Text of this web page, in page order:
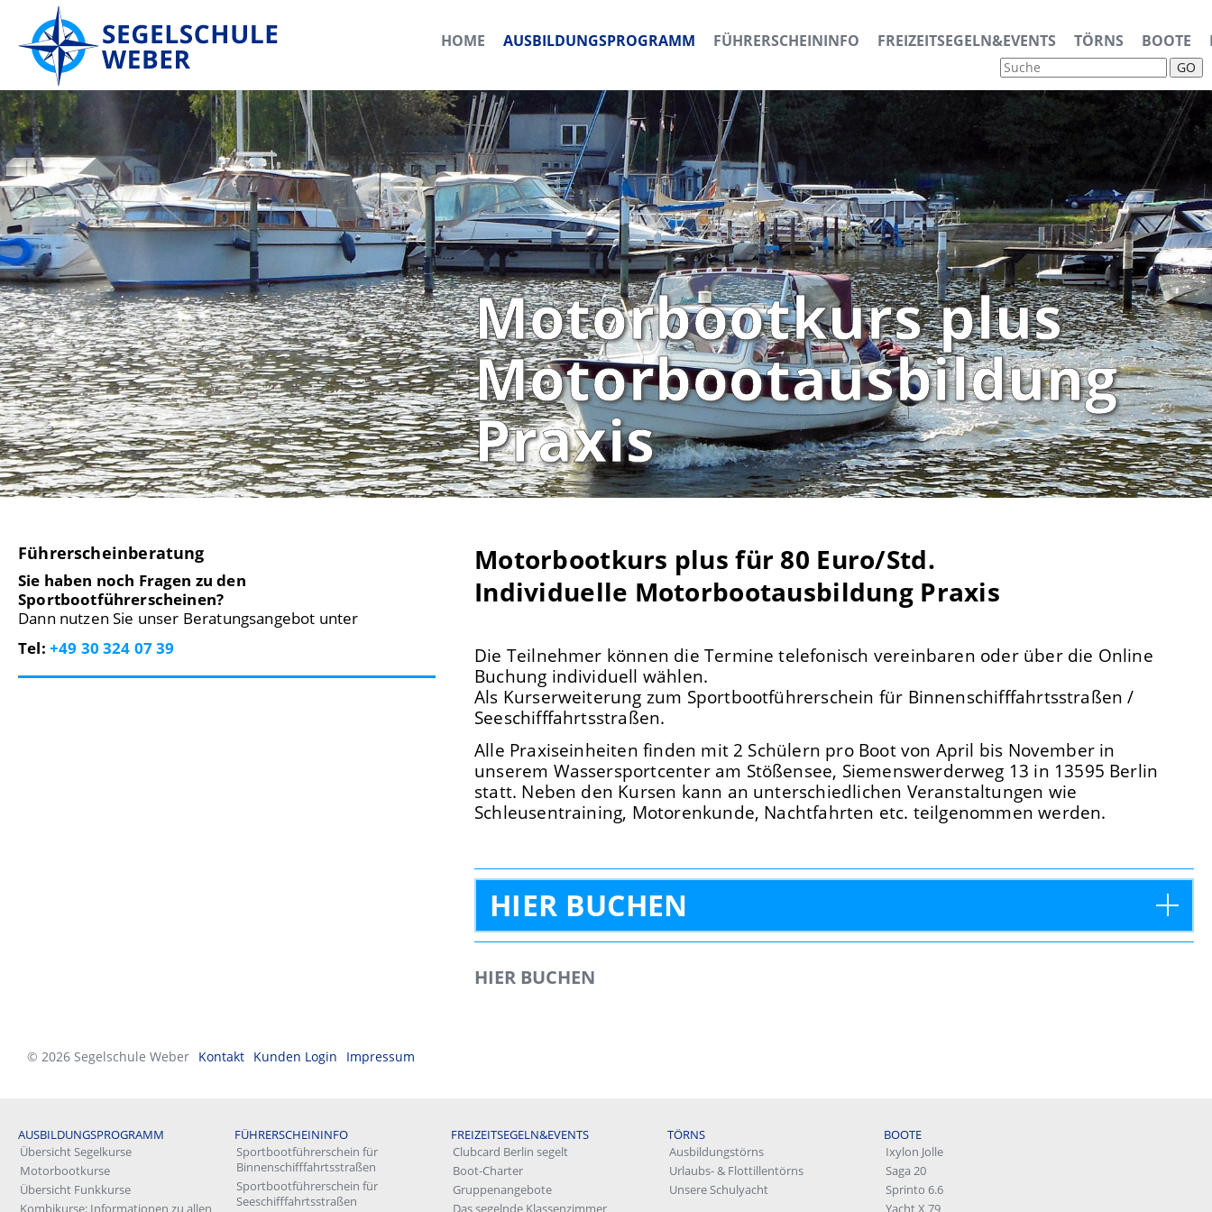
GO
HOME AUSBILDUNGSPROGRAMM FÜHRERSCHEININFO FREIZEITSEGELN&EVENTS TÖRNS BOOTE
Motorbootkurs plus
Motorbootausbildung
Praxis
Motorbootkurs plus für 80 Euro/Std.
Individuelle Motorbootausbildung Praxis
Die Teilnehmer können die Termine telefonisch vereinbaren oder über die Online
Buchung individuell wählen.
Als Kurserweiterung zum Sportbootführerschein für Binnenschifffahrtsstraßen /
Seeschifffahrtsstraßen.
Alle Praxiseinheiten finden mit 2 Schülern pro Boot von April bis November in
unserem Wassersportcenter am Stößensee, Siemenswerderweg 13 in 13595 Berlin
statt. Neben den Kursen kann an unterschiedlichen Veranstaltungen wie
Schleusentraining, Motorenkunde, Nachtfahrten etc. teilgenommen werden.
HIER BUCHEN
HIER BUCHEN
Führerscheinberatung
Sie haben noch Fragen zu den
Sportbootführerscheinen?
Dann nutzen Sie unser Beratungsangebot unter
Tel: +49 30 324 07 39
© 2026 Segelschule Weber Kontakt Kunden Login Impressum
AUSBILDUNGSPROGRAMM
Übersicht Segelkurse
Motorbootkurse
Übersicht Funkkurse
FÜHRERSCHEININFO
Sportbootführerschein für
Binnenschifffahrtsstraßen
Sportbootführerschein für
Seeschifffahrtsstraßen
FREIZEITSEGELN&EVENTS
Clubcard Berlin segelt
Boot-Charter
Gruppenangebote
TÖRNS
Ausbildungstörns
Urlaubs- & Flottillentörns
Unsere Schulyacht
BOOTE
Ixylon Jolle
Saga 20
Sprinto 6.6